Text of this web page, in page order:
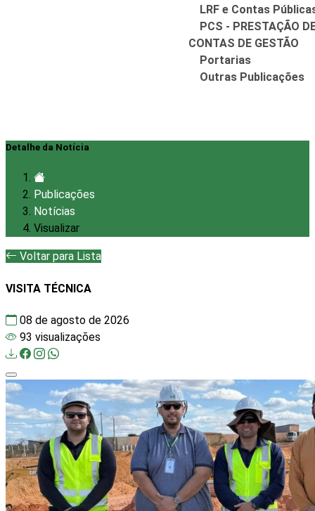
LRF e Contas
PCS - PRESTAÇÃO
CONTAS DE GESTÃO
Portarias
Outras Publicações
Detalhe da Notícia
Publicações
Notícias
Visualizar
Voltar para Lista
VISITA TÉCNICA
08 de agosto de 2026
93 visualizações